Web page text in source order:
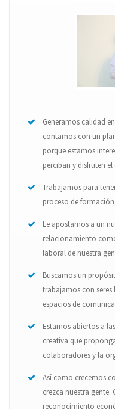
Generamos calidad
contamos con un
porque estamos
perciban y disfruten
Trabajamos para
proceso de
Le apostamos a un
relacionamiento
laboral de nuestra
Buscamos un
trabajamos con
espacios de
Estamos abiertos a
creativa que
colaboradores y la
Así como crecemos
crezca nuestra
reconocimiento